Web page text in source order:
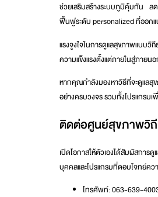
ช่วยเสริมสร้างระบบภูมิคุ้มกัน ล
ฟื้นฟูระดับ personalized ที่ออก
แรงจูงใจในการดูแลสุขภาพแบบ
ความแข็งแรงตั้งแต่ภายในสู่ภาย
หากคุณกำลังมองหาวิธีที่จะดูแลสุ
อย่างครบวงจร รวมทั้งโปรแกรม
ติดต่อศูนย์สุขภาพวิถี
เปิดโอกาสให้ตัวเองได้สัมผัสกา
บุคคลและโปรแกรมที่ตอบโจทย์ค
โทรศัพท์: 063-639-